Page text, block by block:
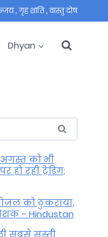
, गृह शांति , वास्तु दोष
Dhyan
को भी
हो रही ट्रेडिंग;
को ठुकराया,
- Hindustan
सबसे सस्ती